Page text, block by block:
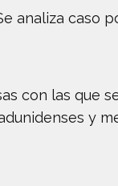
analiza caso
con las que
y